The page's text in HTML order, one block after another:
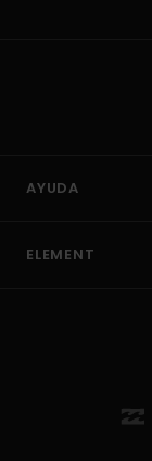
AYUDA
ELEMENT